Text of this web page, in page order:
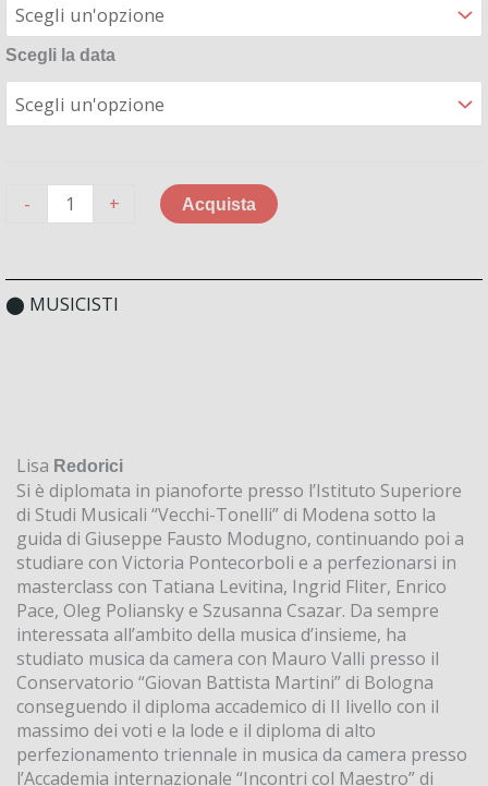
Scegli la data
-
Gianluca
Blasio
pianoforte
quantità
+ Acquista
⬤ MUSICISTI
Lisa Redorici
Si è diplomata in pianoforte presso l’Istituto Superiore
di Studi Musicali “Vecchi-Tonelli” di Modena sotto la
guida di Giuseppe Fausto Modugno, continuando poi a
studiare con Victoria Pontecorboli e a perfezionarsi in
masterclass con Tatiana Levitina, Ingrid Fliter, Enrico
Pace, Oleg Poliansky e Szusanna Csazar. Da sempre
interessata all’ambito della musica d’insieme, ha
studiato musica da camera con Mauro Valli presso il
Conservatorio “Giovan Battista Martini” di Bologna
conseguendo il diploma accademico di II livello con il
massimo dei voti e la lode e il diploma di alto
perfezionamento triennale in musica da camera presso
l’Accademia internazionale “Incontri col Maestro” di